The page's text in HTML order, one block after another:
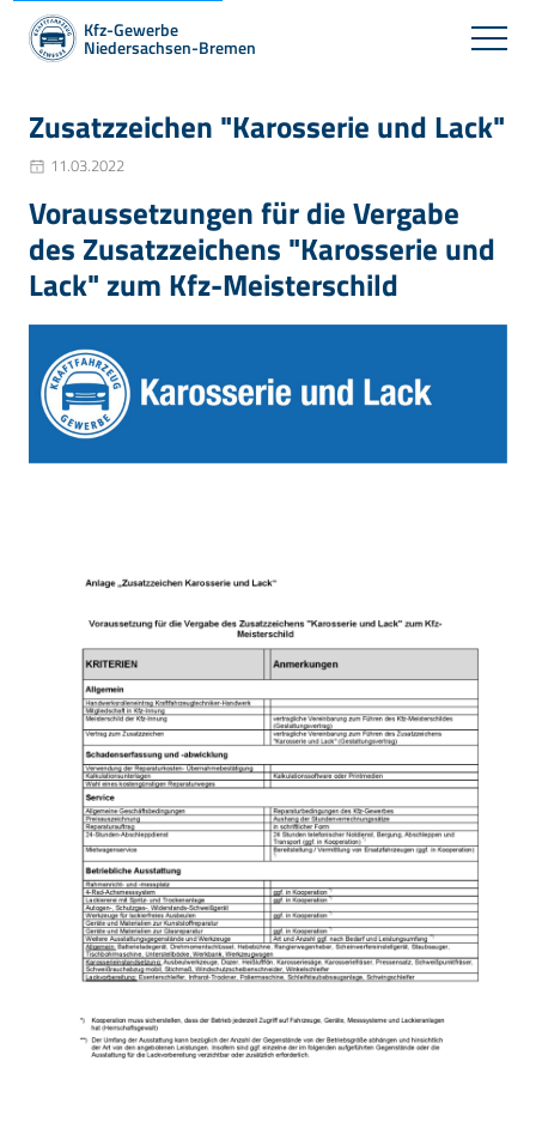
Kfz-Gewerbe
Niedersachsen-Bremen
Zusatzzeichen "Karosserie und Lack"
11.03.2022
Voraussetzungen für die Vergabe
des Zusatzzeichens "Karosserie und
Lack" zum Kfz-Meisterschild